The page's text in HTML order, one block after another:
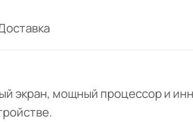
экран, мощный процессор и